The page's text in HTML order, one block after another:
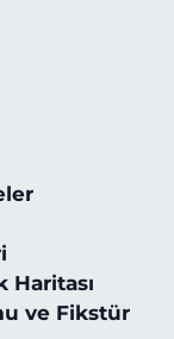
Haritası
ve Fikstür